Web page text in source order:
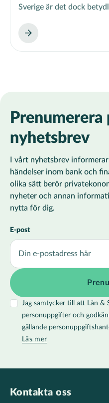
Sverige är det dock
Prenumerera
nyhetsbrev
I vårt nyhetsbrev
händelser inom bank och
olika sätt berör
nyheter och annan
nytta för dig.
E-post
Jag samtycker till att Lån &
personuppgifter och
gällande
Läs mer
Kontakta oss